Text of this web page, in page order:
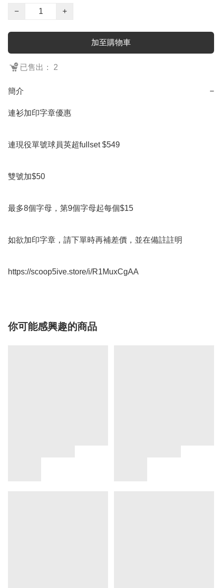
−
+
加至購物車
已售出： 2
簡介 −
連衫加印字章優惠
連現役單號球員英超fullset $549
雙號加$50
最多8個字母，第9個字母起每個$15
如欲加印字章，請下單時再補差價，並在備註註明
https://scoop5ive.store/i/R1MuxCgAA
你可能感興趣的商品